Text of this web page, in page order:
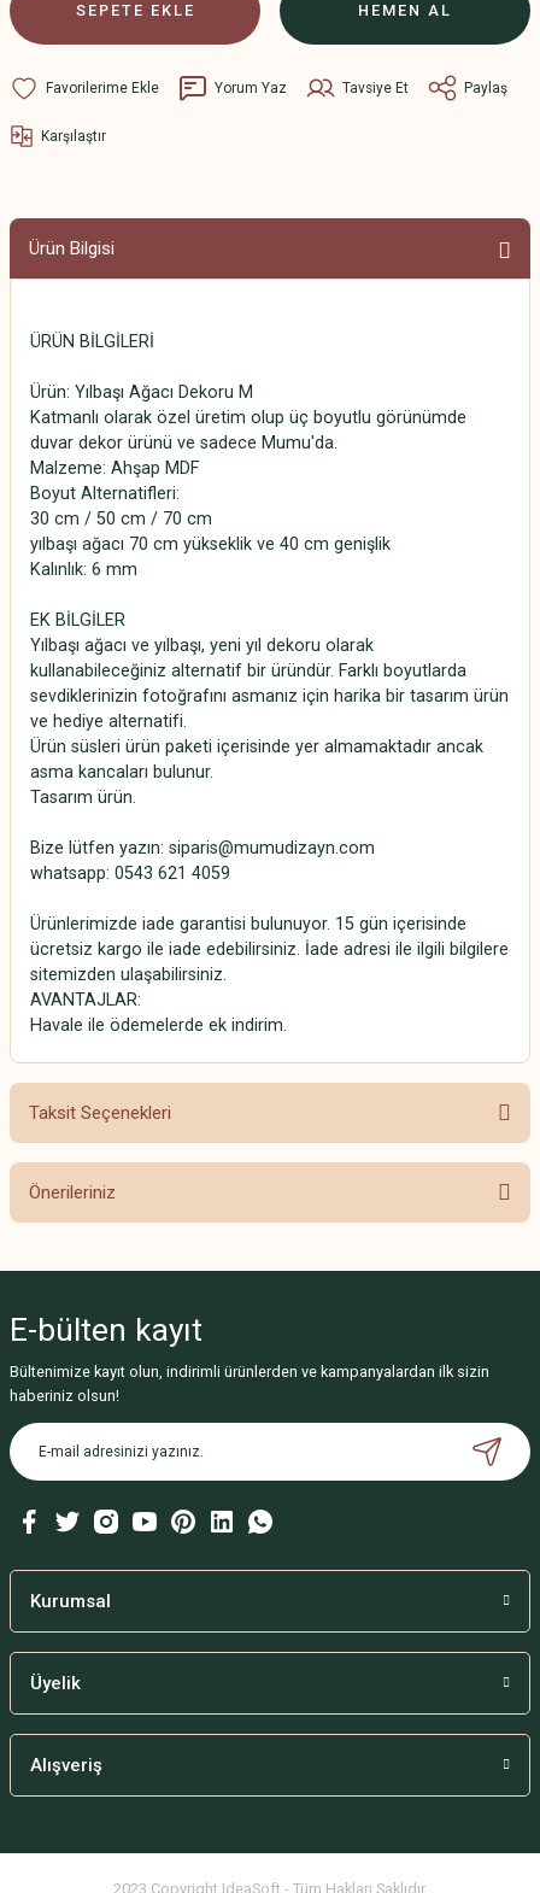
SEPETE EKLE HEMEN AL
Yorum Yaz Tavsiye Et Paylaş
Karşılaştır
Ürün Bilgisi
ÜRÜN BİLGİLERİ
Ürün: Yılbaşı Ağacı Dekoru M
Katmanlı olarak özel üretim olup üç boyutlu görünümde
duvar dekor ürünü ve sadece Mumu'da.
Malzeme: Ahşap MDF
Boyut Alternatifleri:
30 cm / 50 cm / 70 cm
yılbaşı ağacı 70 cm yükseklik ve 40 cm genişlik
Kalınlık: 6 mm
EK BİLGİLER
Yılbaşı ağacı ve yılbaşı, yeni yıl dekoru olarak
kullanabileceğiniz alternatif bir üründür. Farklı boyutlarda
sevdiklerinizin fotoğrafını asmanız için harika bir tasarım ürün
ve hediye alternatifi.
Ürün süsleri ürün paketi içerisinde yer almamaktadır ancak
asma kancaları bulunur.
Tasarım ürün.
Bize lütfen yazın: siparis@mumudizayn.com
whatsapp: 0543 621 4059
Ürünlerimizde iade garantisi bulunuyor. 15 gün içerisinde
ücretsiz kargo ile iade edebilirsiniz. İade adresi ile ilgili bilgilere
sitemizden ulaşabilirsiniz.
AVANTAJLAR:
Havale ile ödemelerde ek indirim.
Taksit Seçenekleri
Önerileriniz
Görüş ve önerileriniz için teşekkür ederiz.
Ürün resmi kalitesiz, bozuk veya görüntülenemiyor.
Ürün açıklamasında eksik bilgiler bulunuyor.
Ürün bilgilerinde hatalar bulunuyor.
Bu ürüne benzer farklı alternatifler olmalı.
E-bülten kayıt
Bültenimize kayıt olun, indirimli ürünlerden ve kampanyalardan ilk sizin
haberiniz olsun!
Kurumsal
Üyelik
Alışveriş
2023 Copyright IdeaSoft - Tüm Hakları Saklıdır.